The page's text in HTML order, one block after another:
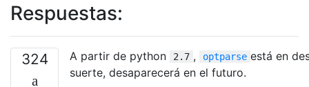
Respuestas:
324 A partir de python 2.7 , optparse está en
suerte, desaparecerá en el futuro.